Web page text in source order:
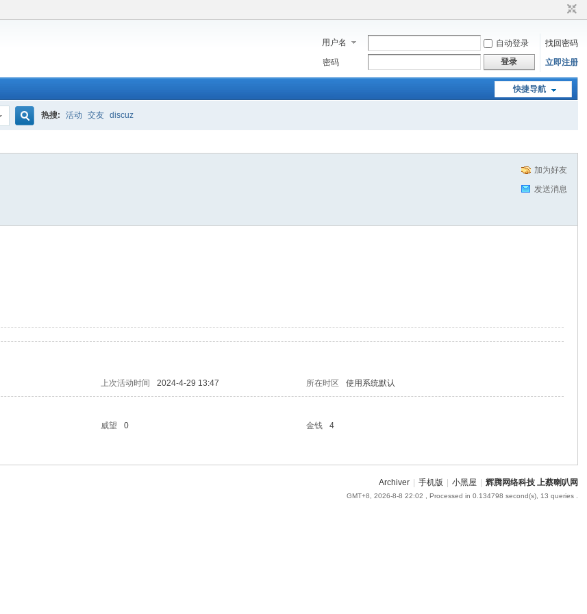
用户名 自动登录
找回密码
密码
登录 立即注册
快捷导航
热搜: 活动 交友 discuz
加为好友
发送消息
上次活动时间 2024-4-29 13:47 所在时区 使用系统默认
威望 0 金钱
4
Archiver 手机版 小黑屋 辉腾网络科技 上蔡喇叭网
GMT+8, 2026-8-8 22:02 , Processed in 0.134798 second(s), 13 queries .